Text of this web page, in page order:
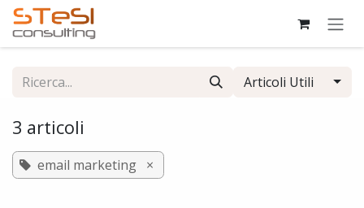
Passa al contenuto
Articoli Utili
3 articoli
email marketing ×